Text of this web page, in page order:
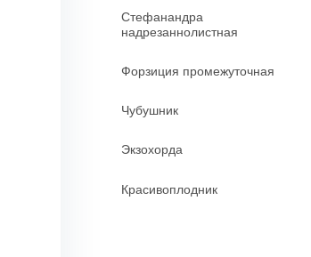
Стефанандра
надрезаннолистная
Форзиция промежуточная
Чубушник
Экзохорда
Красивоплодник